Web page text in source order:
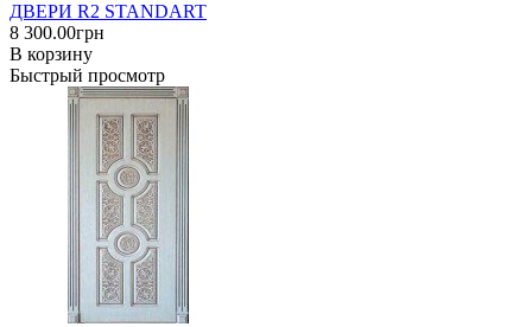
ДВЕРИ R2 STANDART
8 300.00грн
В корзину
Быстрый просмотр